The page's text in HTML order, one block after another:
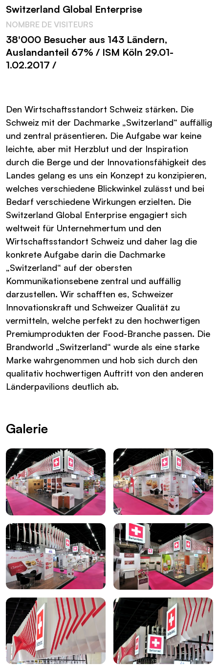
Switzerland Global Enterprise
NOMBRE DE VISITEURS
38'000 Besucher aus 143 Ländern,
Auslandanteil 67% / ISM Köln 29.01-
1.02.2017 /
Den Wirtschaftsstandort Schweiz stärken. Die
Schweiz mit der Dachmarke „Switzerland“ auffällig
und zentral präsentieren. Die Aufgabe war keine
leichte, aber mit Herzblut und der Inspiration
durch die Berge und der Innovationsfähigkeit des
Landes gelang es uns ein Konzept zu konzipieren,
welches verschiedene Blickwinkel zulässt und bei
Bedarf verschiedene Wirkungen erzielten. Die
Switzerland Global Enterprise engagiert sich
weltweit für Unternehmertum und den
Wirtschaftsstandort Schweiz und daher lag die
konkrete Aufgabe darin die Dachmarke
„Switzerland“ auf der obersten
Kommunikationsebene zentral und auffällig
darzustellen. Wir schafften es, Schweizer
Innovationskraft und Schweizer Qualität zu
vermitteln, welche perfekt zu den hochwertigen
Premiumprodukten der Food-Branche passen. Die
Brandworld „Switzerland“ wurde als eine starke
Marke wahrgenommen und hob sich durch den
qualitativ hochwertigen Auftritt von den anderen
Länderpavilions deutlich ab.
Galerie